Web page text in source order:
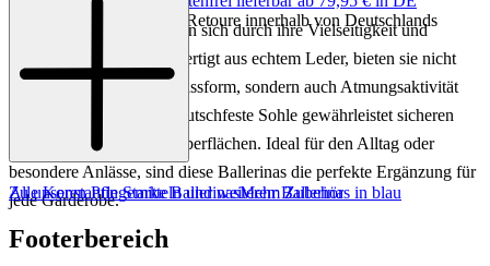
Unsere Ballerinas zeichnen sich durch ihre Vielseitigkeit und
zeitlose Ästhetik aus. Gefertigt aus echtem Leder, bieten sie nicht
nur eine hervorragende Passform, sondern auch Atmungsaktivität
für den ganzen Tag. Die rutschfeste Sohle gewährleistet sicheren
Halt auf verschiedenen Oberflächen. Ideal für den Alltag oder
besondere Anlässe, sind diese Ballerinas die perfekte Ergänzung für
jede Garderobe.
Einfache und Kostenlose Retoure innerhalb von Deutschlands
Zu unseren Pflegemitteln und weiterem Zubehör
Alle Konstantin Starke BallerinasMehr Ballerinas in blau
Footerbereich